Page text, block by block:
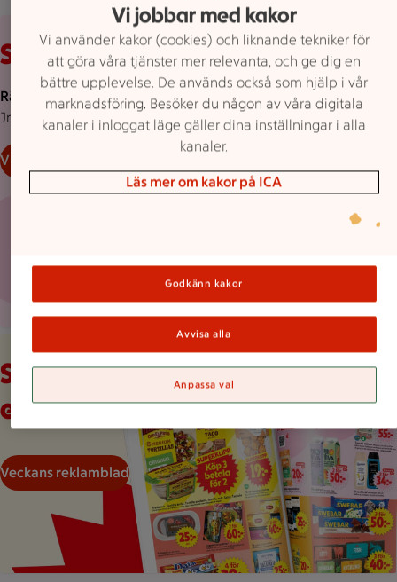
Rosa bakgrund med rosa pond.
Stammispris!
Räkor i lake MSC. ICA. 170 g.
Jmfpris 176:47/kg utan spad.
Visa erbjudande
30:-
Se våra aktuella
erbjudanden
Veckans reklamblad
Vi jobbar med kakor
Vi använder kakor (cookies) och liknande tekniker för
att göra våra tjänster mer relevanta, och ge dig en
bättre upplevelse. De används också som hjälp i vår
marknadsföring. Besöker du någon av våra digitala
kanaler i inloggat läge gäller dina inställningar i alla
kanaler.
Läs mer om kakor på ICA
Godkänn kakor
Avvisa alla
Anpassa val